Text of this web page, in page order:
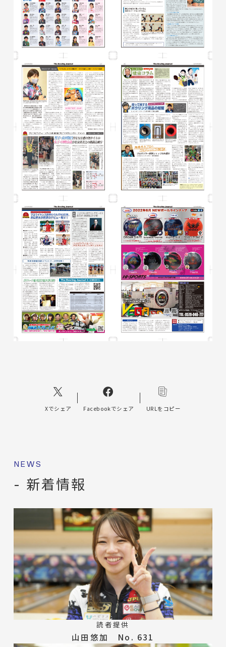
Xでシェア Facebookでシェア URLをコピー
NEWS
- 新着情報
読者提供
山田悠加 No. 631